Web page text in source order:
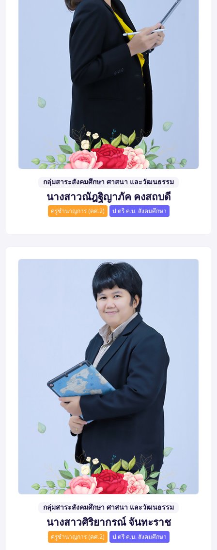
กลุ่มสาระสังคมศึกษา ศาสนา และวัฒนธรรม
นางสาวณัฎฐิญาภัค คงสถบดี
ครูชำนาญการ (คศ.2) ป.ตรี ค.บ. สังคมศึกษา
กลุ่มสาระสังคมศึกษา ศาสนา และวัฒนธรรม
นางสาวศิริยากรณ์ จันทะราช
ครูชำนาญการ (คศ.2) ป.ตรี ค.บ. สังคมศึกษา